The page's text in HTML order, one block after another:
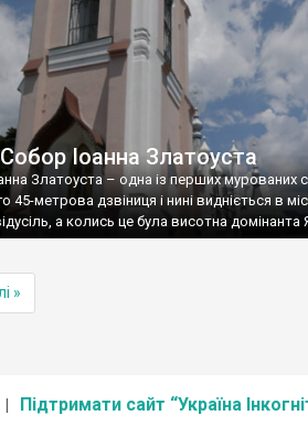
Іоанна Златоуста
Златоуста – одна із перших мурованих
45-метрова дзвіниця і нині видніється в
а колись це була висотна домінанта
»
Підтримати сайт “Україна